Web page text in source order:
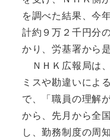
を調べた結果、今
計約９万２千円分
かり、労基署から
ＮＨＫ広報局は
ミスや勘違いによ
で、「職員の理解
から、先月から全
し、勤務制度の周